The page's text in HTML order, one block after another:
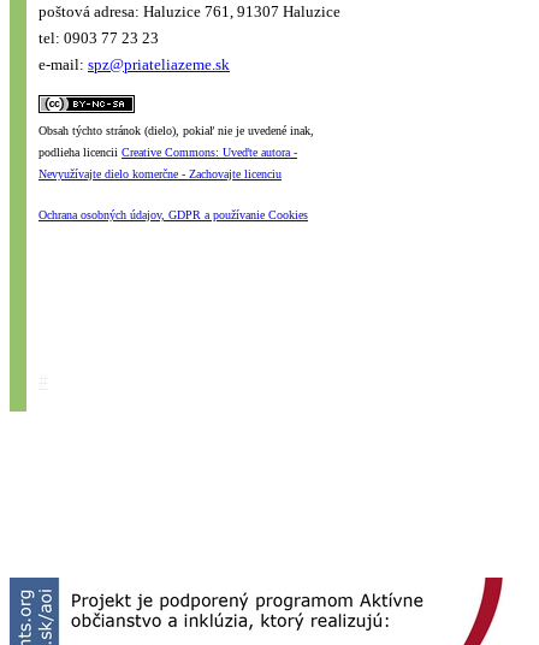
poštová adresa: Haluzice 761, 91307 Haluzice
tel: 0903 77 23 23
e-mail: spz@priateliazeme.sk
Obsah týchto stránok (dielo), pokiaľ nie je uvedené inak,
podlieha licencii Creative Commons: Uveďte autora -
Nevyužívajte dielo komerčne - Zachovajte licenciu
Ochrana osobných údajov, GDPR a používanie Cookies